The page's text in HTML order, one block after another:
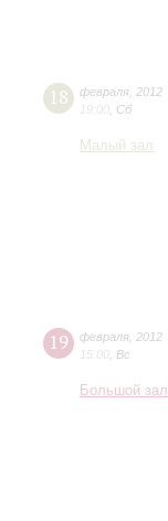
18 февраля 2012
19:00 Сб
Малый зал
19 февраля 2012
15:00 Вс
Большой зал